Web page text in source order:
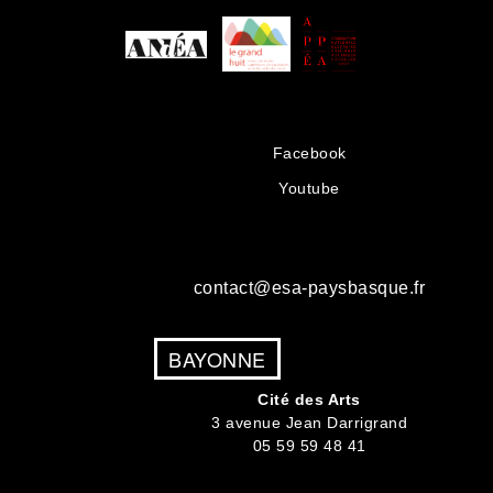
Facebook
Youtube
contact@esa-paysbasque.fr
BAYONNE
Cité des Arts
3 avenue Jean Darrigrand
05 59 59 48 41